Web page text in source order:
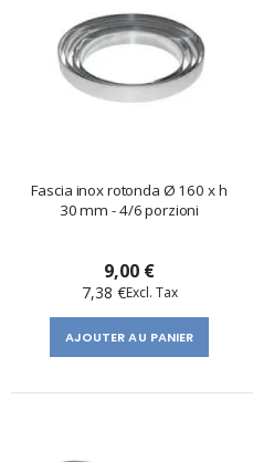
Fascia inox rotonda Ø 160 x h
30 mm - 4/6 porzioni
9,00 €
7,38 €
AJOUTER AU PANIER